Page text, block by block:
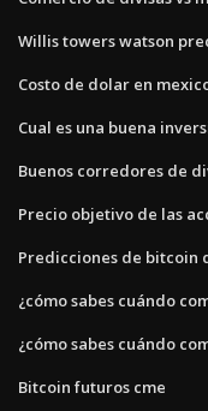
Willis towers watson
Costo de dolar en
Cual es una buena
Buenos corredores de
Precio objetivo de las
Predicciones de bitcoin
¿cómo sabes cuándo
¿cómo sabes cuándo
Bitcoin futuros cme